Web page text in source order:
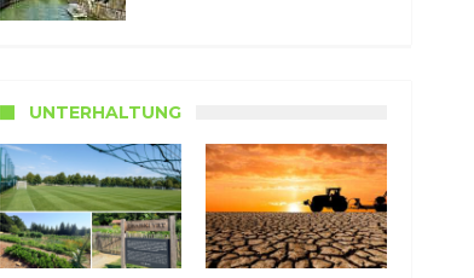
UNTERHALTUNG